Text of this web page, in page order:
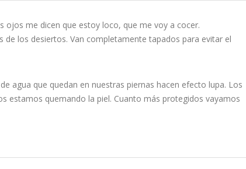
ojos me dicen que estoy loco, que me voy a cocer.
los desiertos. Van completamente tapados para evitar el
agua que quedan en nuestras piernas hacen efecto lupa. Los
estamos quemando la piel. Cuanto más protegidos vayamos